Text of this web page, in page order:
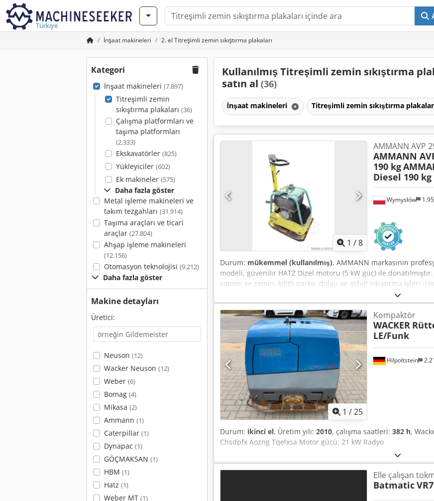
Türkiye
İnşaat makineleri 2. el Titreşimli zemin sıkıştırma plakaları
Kategori
İnşaat makineleri (7.897)
Titreşimli zemin
sıkıştırma plakaları (36)
Çalışma platformları ve
taşıma platformları
(2.333)
Ekskavatörler (825)
Yükleyiciler (602)
Ek makineler (575)
Daha fazla göster
Metal işleme makineleri ve
takım tezgahları (31.914)
Taşıma araçları ve ticari
araçlar (27.804)
Ahşap işleme makineleri
(12.156)
Otomasyon teknolojisi (9.212)
Daha fazla göster
Makine detayları
Üretici:
Neuson (12)
Wacker Neuson (12)
Weber (6)
Bomag (4)
Mikasa (2)
Ammann (1)
Caterpillar (1)
Dynapac (1)
GÖÇMAKSAN (1)
HBM (1)
Hatz (1)
Weber MT (1)
Kullanılmış Titreşimli zemin sıkıştırma
satın al (36)
İnşaat makineleri Titreşimli zemin sıkıştırma
1 /8
Wymysłów
AMMANN AVP
AMMANN
190 kg
Diesel 190 kg
Durum: mükemmel (kullanılmış), AMMANN markasının
modeli, güvenilir HATZ Dizel motoru (5 kW güç) ile
yapımı ve zemin, kilitli parke, dolgu ve asfalt sıkıştırma işleri
mekaniktir ve sağlam Alman yapısına sahiptir. Görsel durumu
izleri mevcuttur. Teknik veriler: • Üretici: AMMANN • Model: AVP
Diesel • Motor tipi: 1B30-6 • Güç: 5 kW • Çalışma ağırlığı: 190
Uygulama alanları: • Kilitli parke sıkıştırma • Parke döşeme işleri
Sifyexoa • Zemin ve dolgu sıkıştırma • Hafriyat ve temel
HATZ motor – dayanıklı ve değerli bir dizel ünite.
1 /25
Hilpoltstein
Kompaktör
WACKER
LE/Funk
Durum: ikinci el, Üretim yılı: 2010, çalışma saatleri: 382 h,
Chsdpfx Aozng Tqelxsa Motor gücü: 21 kW Radyo
Elle çalışan
Batmatic